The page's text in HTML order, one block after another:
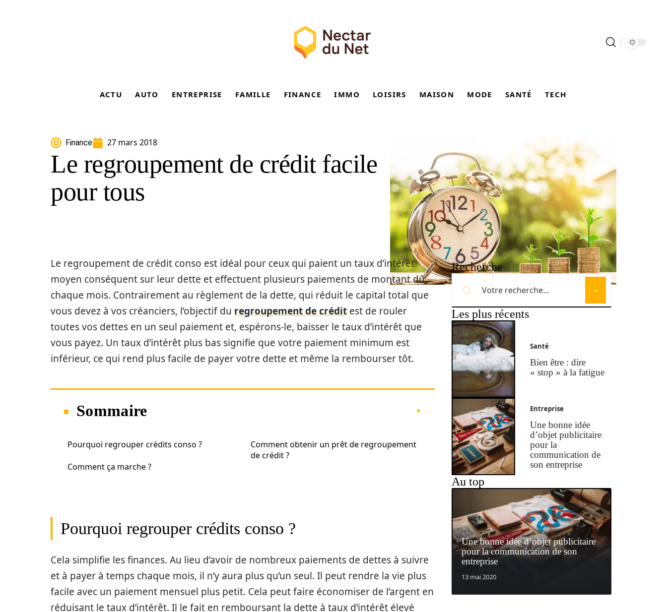
ACTU AUTO ENTREPRISE FAMILLE FINANCE IMMO LOISIRS MAISON MODE SANTÉ TECH
Finance 27 mars 2018
Le regroupement de crédit facile
pour tous
Le regroupement de crédit conso est idéal pour ceux qui paient un taux d’intérêt
moyen conséquent sur leur dette et effectuent plusieurs paiements de montant dû
chaque mois. Contrairement au règlement de la dette, qui réduit le capital total que
vous devez à vos créanciers, l’objectif du regroupement de crédit est de rouler
toutes vos dettes en un seul paiement et, espérons-le, baisser le taux d’intérêt que
vous payez. Un taux d’intérêt plus bas signifie que votre paiement minimum est
inférieur, ce qui rend plus facile de payer votre dette et même la rembourser tôt.
Sommaire
Pourquoi regrouper crédits conso ?
Comment ça marche ?
Comment obtenir un prêt de regroupement
de crédit ?
Pourquoi regrouper crédits conso ?
Cela simplifie les finances. Au lieu d’avoir de nombreux paiements de dettes à suivre
et à payer à temps chaque mois, il n’y aura plus qu’un seul. Il peut rendre la vie plus
facile avec un paiement mensuel plus petit. Cela peut faire économiser de l’argent en
réduisant le taux d’intérêt. Il le fait en remboursant la dette à taux d’intérêt élevé
Recherche
Les plus récents
Santé
Bien être : dire
« stop » à la fatigue
Entreprise
Une bonne idée
d’objet publicitaire
pour la
communication de
son entreprise
Au top
Une bonne idée d’objet publicitaire
pour la communication de son
entreprise
13 mai 2020